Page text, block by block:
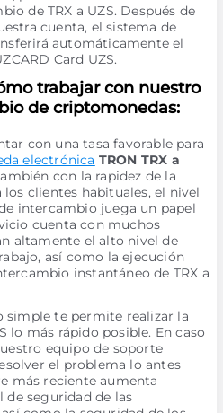
de TRX a UZS. Después de
cuenta, el sistema de
automáticamente el
Card UZS.
trabajar con nuestro
de criptomonedas:
con una tasa favorable para
electrónica TRON TRX a
con la rapidez de la
los clientes habituales, el nivel
intercambio juega un papel
cuenta con muchos
altamente el alto nivel de
así como la ejecución
instantáneo de TRX a
simple te permite realizar la
lo más rápido posible. En caso
equipo de soporte
el problema lo antes
más reciente aumenta
seguridad de las